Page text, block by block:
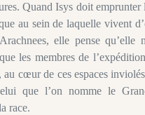
Quand Isys doit emprunter
au sein de laquelle vivent
elle pense qu’elle
les membres de
au cœur de ces espaces
que l’on nomme le
race.